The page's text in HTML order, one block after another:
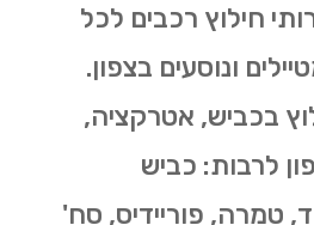
חילוץ רכבים לכל
ונוסעים בצפון.
בכביש, אטרקציה,
לרבות: כביש
טמרה, פוריידיס, סח'